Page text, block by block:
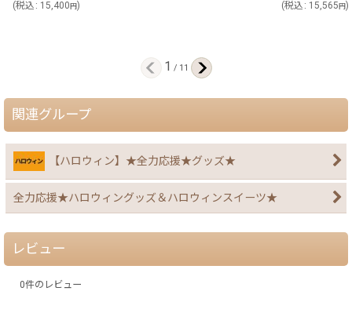
(税込 : 15,400円) (税込 : 15,565円)
1 / 11
関連グループ
【ハロウィン】★全力応援★グッズ★
全力応援★ハロウィングッズ＆ハロウィンスイーツ★
レビュー
0件のレビュー